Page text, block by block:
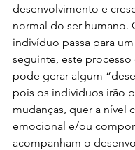
desenvolvimento e
normal do ser humano.
indivíduo passa para
seguinte, este processo
pode gerar algum
pois os indivíduos irão
mudanças, quer a nível
emocional e/ou
acompanham o